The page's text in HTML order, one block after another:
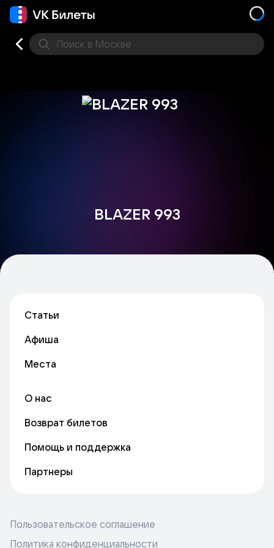
Поиск в Москве
BLAZER 993
Статьи
Афиша
Места
О нас
Возврат билетов
Помощь и поддержка
Партнеры
Пользовательское соглашение
Политика конфиденциальности